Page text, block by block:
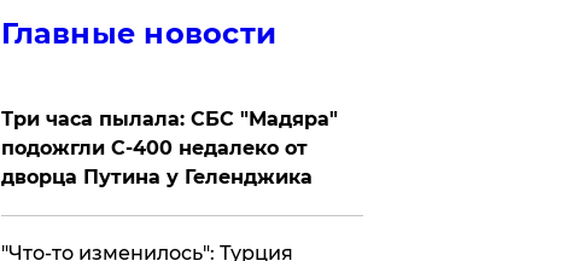
Главные новости
Три часа пылала: СБС "Мадяра"
подожгли С-400 недалеко от
дворца Путина у Геленджика
​"Что-то изменилось": Турция